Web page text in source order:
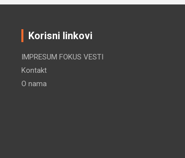
Korisni linkovi
IMPRESUM FOKUS VESTI
Kontakt
O nama